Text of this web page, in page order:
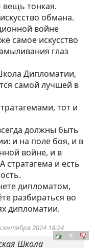
тонкая.
обмана.
войне
самое искусство
глаз
Дипломатии,
самой лучшей в
тот и
должны быть
и на поле боя, и в
войне, и в
стратагема и есть
дипломатом,
разбираться во
дипломатии.
2024 18:24
0
Школа